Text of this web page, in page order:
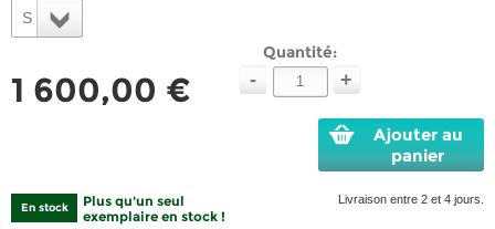
S
1 600,00 €
Quantité:
- +
Ajouter au
panier
En stock
Plus qu'un seul
exemplaire en stock !
Livraison entre 2 et 4 jours.